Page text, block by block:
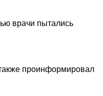
врачи пытались
проинформировал